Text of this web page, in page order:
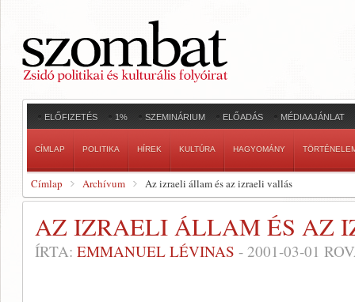
ELŐFIZETÉS 1% SZEMINÁRIUM ELŐADÁS MÉDIAAJÁNLAT
CÍMLAP POLITIKA HÍREK KULTÚRA HAGYOMÁNY
Címlap Archívum Az izraeli állam és az izraeli vallás
AZ IZRAELI ÁLLAM ÉS AZ
ÍRTA: EMMANUEL LÉVINAS - 2001-03-01